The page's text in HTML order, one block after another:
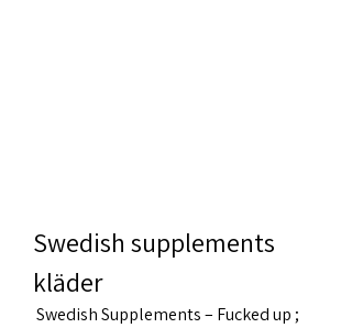
Swedish supplements
kläder